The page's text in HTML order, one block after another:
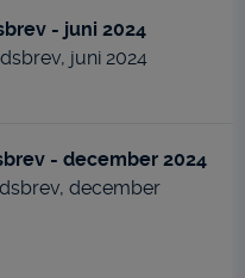
- juni 2024
juni 2024
- december 2024
december